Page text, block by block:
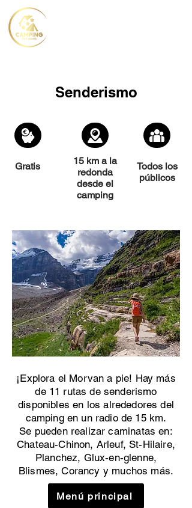
Senderismo
Gratis
15 km a la
redonda
desde el
camping
Todos los
públicos
¡Explora el Morvan a pie! Hay más
de 11 rutas de senderismo
disponibles en los alrededores del
camping en un radio de 15 km.
Se pueden realizar caminatas en:
Chateau-Chinon, Arleuf, St-Hilaire,
Planchez, Glux-en-glenne,
Blismes, Corancy y muchos más.
Menú principal